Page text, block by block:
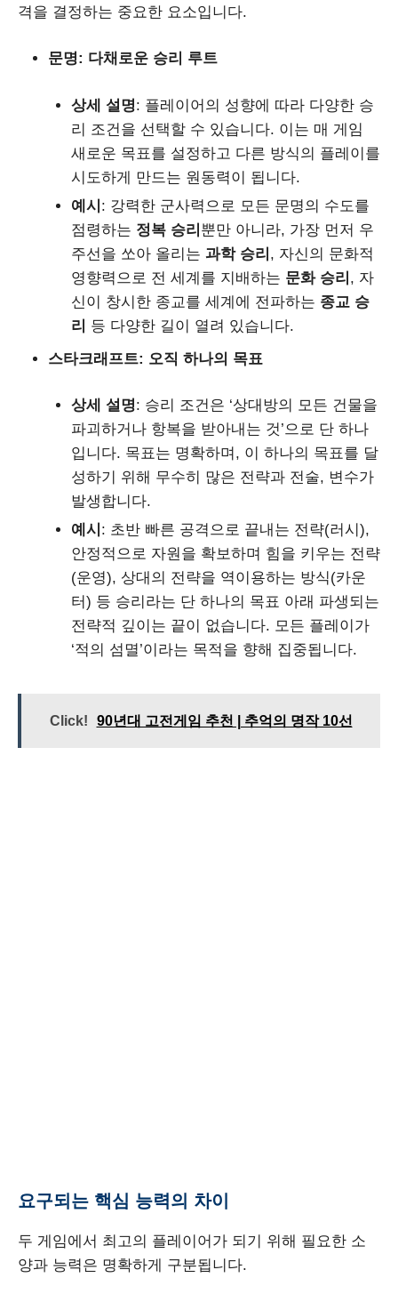
격을 결정하는 중요한 요소입니다.
문명: 다채로운 승리 루트
상세 설명: 플레이어의 성향에 따라 다양한 승
리 조건을 선택할 수 있습니다. 이는 매 게임
새로운 목표를 설정하고 다른 방식의 플레이를
시도하게 만드는 원동력이 됩니다.
예시 : 강력한 군사력으로 모든 문명의 수도를
점령하는 정복 승리 뿐만 아니라, 가장 먼저 우
주선을 쏘아 올리는 과학 승리 , 자신의 문화적
영향력으로 전 세계를 지배하는 문화 승리 , 자
신이 창시한 종교를 세계에 전파하는 종교 승
리 등 다양한 길이 열려 있습니다.
스타크래프트: 오직 하나의 목표
상세 설명: 승리 조건은 ‘상대방의 모든 건물을
파괴하거나 항복을 받아내는 것’으로 단 하나
입니다. 목표는 명확하며, 이 하나의 목표를 달
성하기 위해 무수히 많은 전략과 전술, 변수가
발생합니다.
예시 : 초반 빠른 공격으로 끝내는 전략(러시),
안정적으로 자원을 확보하며 힘을 키우는 전략
(운영), 상대의 전략을 역이용하는 방식(카운
터) 등 승리라는 단 하나의 목표 아래 파생되는
전략적 깊이는 끝이 없습니다. 모든 플레이가
‘적의 섬멸’이라는 목적을 향해 집중됩니다.
Click! 90년대 고전게임 추천 | 추억의 명작 10선
요구되는 핵심 능력의 차이
두 게임에서 최고의 플레이어가 되기 위해 필요한 소
양과 능력은 명확하게 구분됩니다.